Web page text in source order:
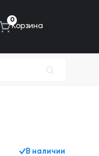
Корзина
0
В наличии